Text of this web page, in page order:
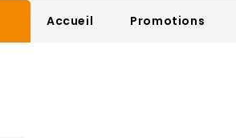
Accueil Promotions